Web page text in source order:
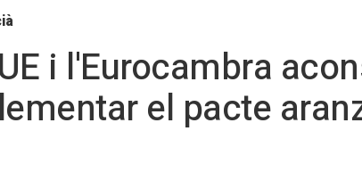
i l'Eurocambra
el pacte